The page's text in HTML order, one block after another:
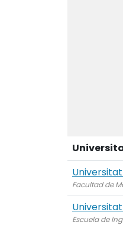
Facultad de
Escuela de